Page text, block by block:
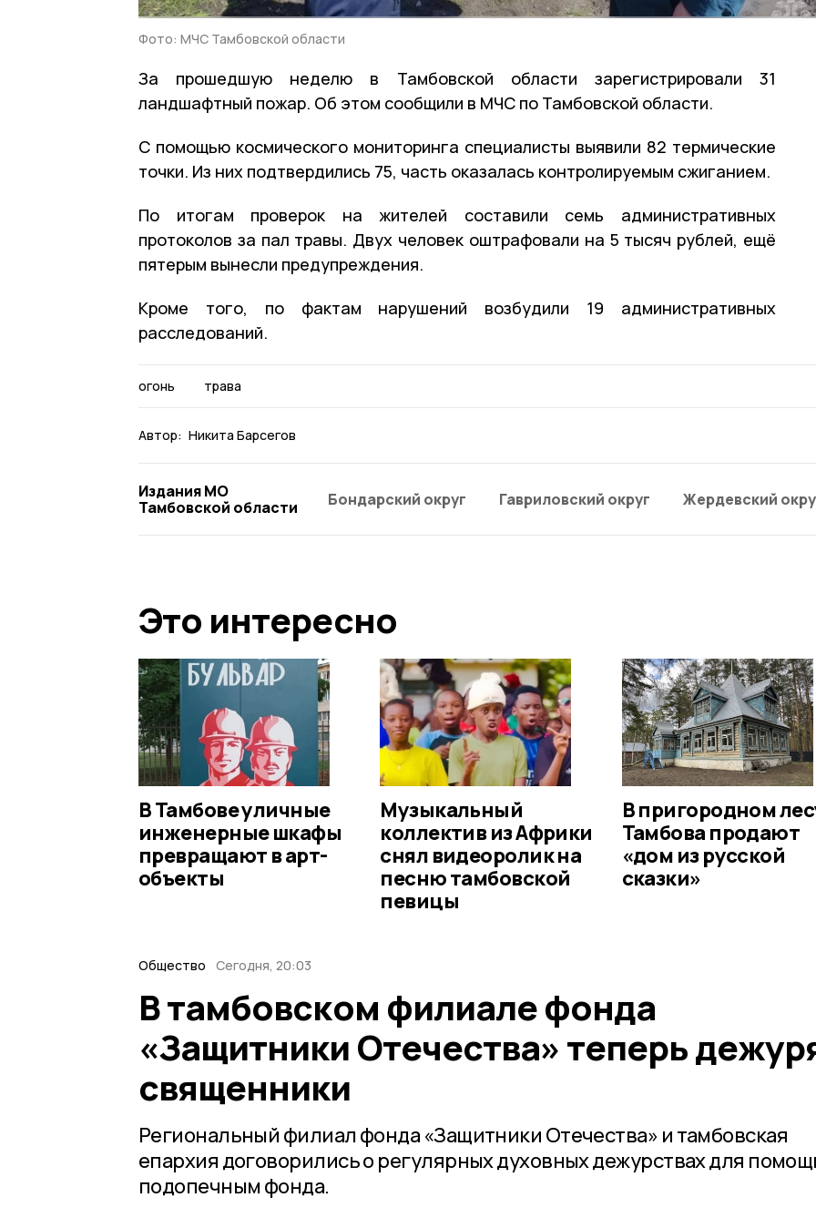
Фото: МЧС Тамбовской области
За прошедшую неделю в Тамбовской области зарегистрировали 31
ландшафтный пожар. Об этом сообщили в МЧС по Тамбовской области.
С помощью космического мониторинга специалисты выявили 82 термические
точки. Из них подтвердились 75, часть оказалась контролируемым сжиганием.
По итогам проверок на жителей составили семь административных
протоколов за пал травы. Двух человек оштрафовали на 5 тысяч рублей, ещё
пятерым вынесли предупреждения.
Кроме того, по фактам нарушений возбудили 19 административных
расследований.
огонь трава
Автор: Никита Барсегов
Издания МО
Тамбовской области
Бондарский округ Гавриловский округ Жердевский
Это интересно
В Тамбове уличные
инженерные шкафы
превращают в арт-
объекты
Музыкальный
коллектив из Африки
снял видеоролик на
песню тамбовской
певицы
В пригородном
Тамбова продают
«дом из русской
сказки»
Общество Сегодня, 20:03
В тамбовском филиале фонда
«Защитники Отечества» теперь
священники
Региональный филиал фонда «Защитники Отечества» и тамбовская
епархия договорились о регулярных духовных дежурствах для
подопечным фонда.